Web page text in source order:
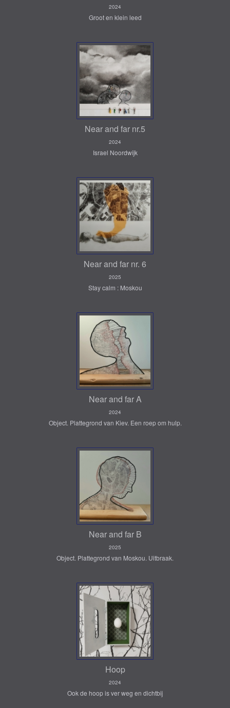
2024
Groot en klein leed
Near and far nr.5
2024
Israel Noordwijk
Near and far nr. 6
2025
Stay calm : Moskou
Near and far A
2024
Object. Plattegrond van Kiev. Een roep om hulp.
Near and far B
2025
Object. Plattegrond van Moskou. Uitbraak.
Hoop
2024
Ook de hoop is ver weg en dichtbij